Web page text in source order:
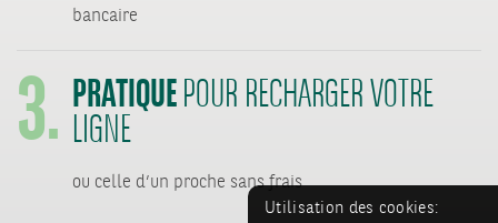
bancaire
3.PRATIQUEPOUR RECHARGER VOTRE
LIGNE
ou celle d’un proche sans frais
Utilisation des cookies: